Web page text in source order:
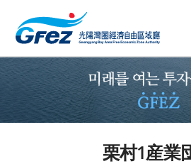
栗村1産業